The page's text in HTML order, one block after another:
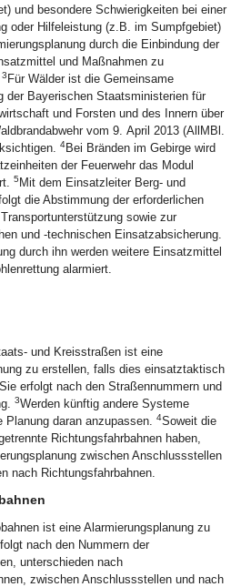
und besondere Schwierigkeiten bei einer
oder Hilfeleistung (z.B. im Sumpfgebiet)
durch die Einbindung der
und Maßnahmen zu
3 Für Wälder ist die Gemeinsame
der Bayerischen Staatsministerien für
und Forsten und des Innern über
vom 9. April 2013 (AllMBl.
4Bei Bränden im Gebirge wird
der Feuerwehr das Modul
5 Mit dem Einsatzleiter Berg- und
die Abstimmung der erforderlichen
sowie zur
und -technischen Einsatzabsicherung.
durch ihn werden weitere Einsatzmittel
alarmiert.
und Kreisstraßen ist eine
zu erstellen, falls dies einsatztaktisch
Sie erfolgt nach den Straßennummern und
3Werden künftig andere Systeme
Planung daran anzupassen. 4Soweit die
Richtungsfahrbahnen haben,
zwischen Anschlussstellen
nach Richtungsfahrbahnen.
ist eine Alarmierungsplanung zu
nach den Nummern der
unterschieden nach
zwischen Anschlussstellen und nach